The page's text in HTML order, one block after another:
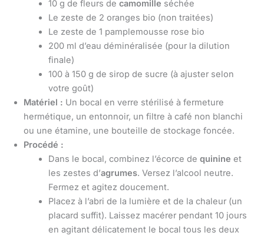
10 g de fleurs de camomille séchée
Le zeste de 2 oranges bio (non traitées)
Le zeste de 1 pamplemousse rose bio
200 ml d’eau déminéralisée (pour la dilution
finale)
100 à 150 g de sirop de sucre (à ajuster selon
votre goût)
Matériel : Un bocal en verre stérilisé à fermeture
hermétique, un entonnoir, un filtre à café non blanchi
ou une étamine, une bouteille de stockage foncée.
Procédé :
Dans le bocal, combinez l’écorce de quinine et
les zestes d’agrumes. Versez l’alcool neutre.
Fermez et agitez doucement.
Placez à l’abri de la lumière et de la chaleur (un
placard suffit). Laissez macérer pendant 10 jours
en agitant délicatement le bocal tous les deux